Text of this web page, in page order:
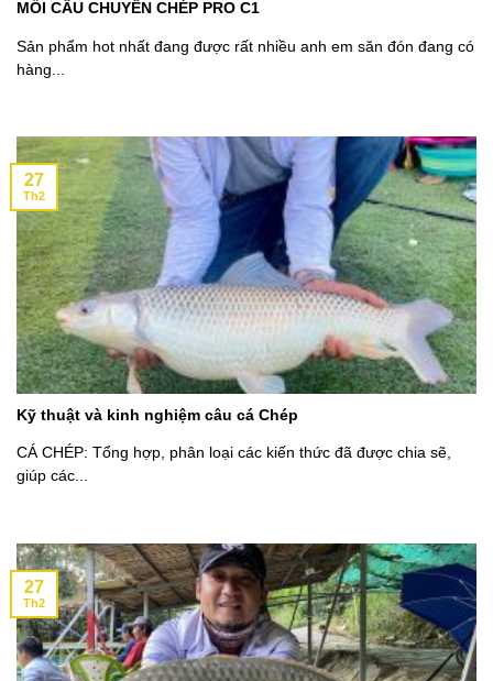
MỒI CÂU CHUYÊN CHÉP PRO C1
Sản phẩm hot nhất đang được rất nhiều anh em săn đón đang có
hàng...
Kỹ thuật và kinh nghiệm câu cá Chép
CÁ CHÉP: Tổng hợp, phân loại các kiến thức đã được chia sẽ,
giúp các...
27
Th2
27
Th2